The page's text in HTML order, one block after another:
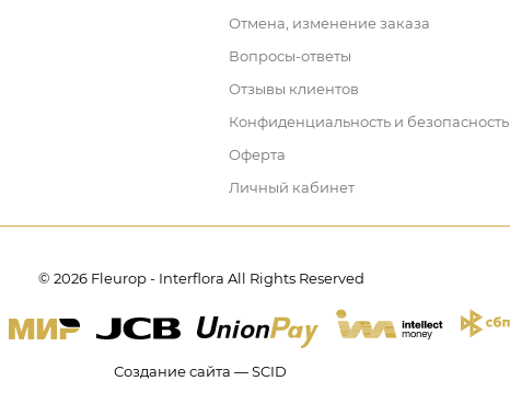
Отмена, изменение заказа
Вопросы-ответы
Отзывы клиентов
Конфиденциальность и безопасность
Оферта
Личный кабинет
© 2026 Fleurop - Interflora All Rights Reserved
Создание сайта — SCID